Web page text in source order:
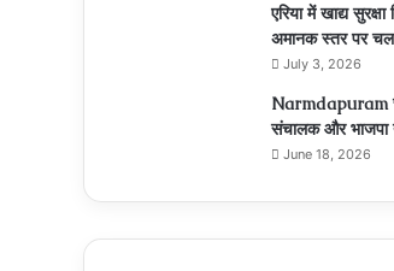
एरिया में खाद्य सुरक्षा
अमानक स्तर पर चल
July 3, 2026
Narmdapuram
संचालक और भाजपा
June 18, 2026